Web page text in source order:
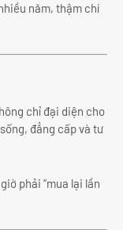
năm, thậm chí
chỉ đại diện cho
đẳng cấp và tư
phải “mua lại lần